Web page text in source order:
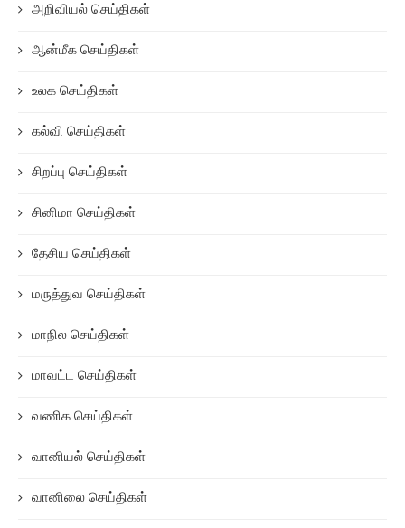
அறிவியல் செய்திகள்
ஆன்மீக செய்திகள்
உலக செய்திகள்
கல்வி செய்திகள்
சிறப்பு செய்திகள்
சினிமா செய்திகள்
தேசிய செய்திகள்
மருத்துவ செய்திகள்
மாநில செய்திகள்
மாவட்ட செய்திகள்
வணிக செய்திகள்
வானியல் செய்திகள்
வானிலை செய்திகள்